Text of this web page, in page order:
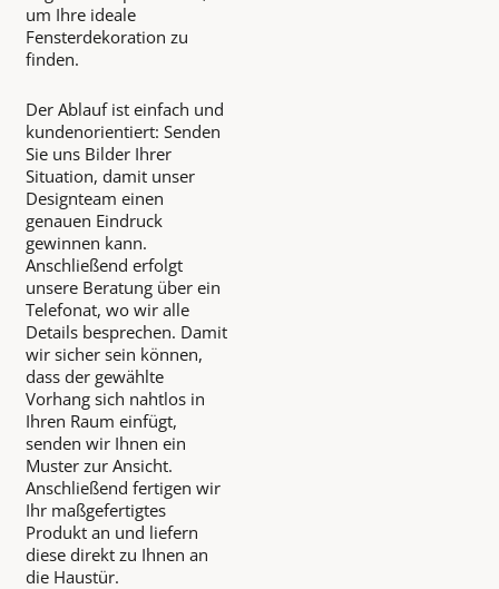
um Ihre ideale
Fensterdekoration zu
finden.
Der Ablauf ist einfach und
kundenorientiert: Senden
Sie uns Bilder Ihrer
Situation, damit unser
Designteam einen
genauen Eindruck
gewinnen kann.
Anschließend erfolgt
unsere Beratung über ein
Telefonat, wo wir alle
Details besprechen. Damit
wir sicher sein können,
dass der gewählte
Vorhang sich nahtlos in
Ihren Raum einfügt,
senden wir Ihnen ein
Muster zur Ansicht.
Anschließend fertigen wir
Ihr maßgefertigtes
Produkt an und liefern
diese direkt zu Ihnen an
die Haustür.